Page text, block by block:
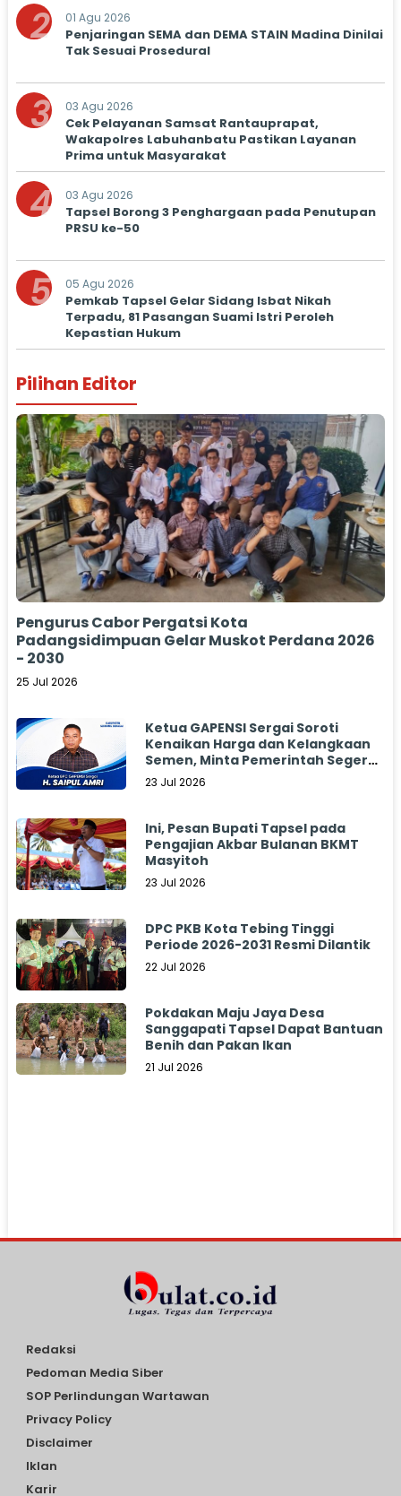
2 01 Agu 2026
Penjaringan SEMA dan DEMA STAIN Madina Dinilai
Tak Sesuai Prosedural
3 03 Agu 2026
Cek Pelayanan Samsat Rantauprapat,
Wakapolres Labuhanbatu Pastikan Layanan
Prima untuk Masyarakat
4 03 Agu 2026
Tapsel Borong 3 Penghargaan pada Penutupan
PRSU ke-50
5 05 Agu 2026
Pemkab Tapsel Gelar Sidang Isbat Nikah
Terpadu, 81 Pasangan Suami Istri Peroleh
Kepastian Hukum
Pilihan Editor
Pengurus Cabor Pergatsi Kota
Padangsidimpuan Gelar Muskot Perdana 2026
- 2030
25 Jul 2026
Ketua GAPENSI Sergai Soroti
Kenaikan Harga dan Kelangkaan
Semen, Minta Pemerintah Segera
Bertindak
23 Jul 2026
Ini, Pesan Bupati Tapsel pada
Pengajian Akbar Bulanan BKMT
Masyitoh
23 Jul 2026
DPC PKB Kota Tebing Tinggi
Periode 2026-2031 Resmi Dilantik
22 Jul 2026
Pokdakan Maju Jaya Desa
Sanggapati Tapsel Dapat Bantuan
Benih dan Pakan Ikan
21 Jul 2026
Redaksi
Pedoman Media Siber
SOP Perlindungan Wartawan
Privacy Policy
Disclaimer
Iklan
Karir